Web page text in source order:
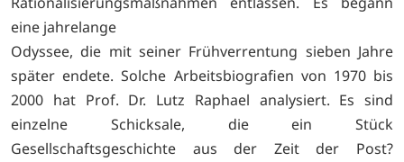
eine jahrelange
Odyssee, die mit seiner Frühverrentung sieben Jahre
später endete. Solche Arbeitsbiografien von 1970 bis
2000 hat Prof. Dr. Lutz Raphael analysiert. Es sind
einzelne Schicksale, die ein Stück
Gesellschaftsgeschichte aus der Zeit der Post?